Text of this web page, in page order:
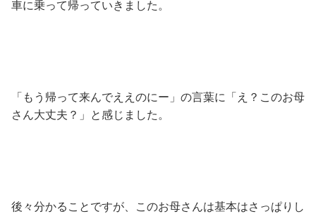
車に乗って帰っていきました。
「もう帰って来んでええのにー」の言葉に「え？このお母
さん大丈夫？」と感じました。
後々分かることですが、このお母さんは基本はさっぱりし